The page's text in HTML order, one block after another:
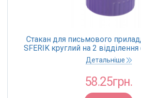
Стакан для письмового
SFERIK круглий на 2
Детальніше
58.25грн.